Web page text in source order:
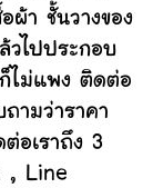
ผ้า ชั้นวางของ
วไปประกอบ
ก็ไม่แพง ติดต่อ
ามว่าราคา
ต่อเราถึง 3
, Line